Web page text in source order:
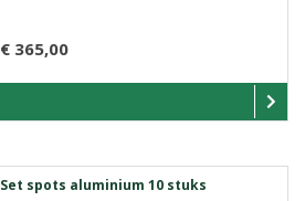
€ 365,00
Set spots aluminium 10 stuks